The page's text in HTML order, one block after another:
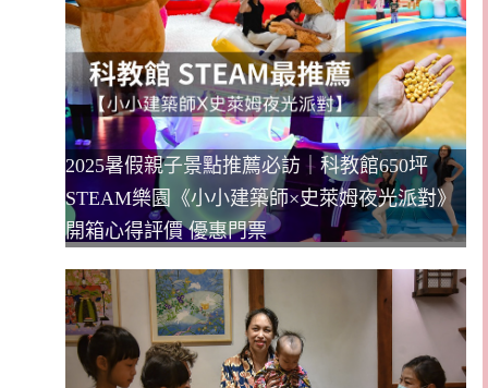
2025暑假親子景點推薦必訪｜科教館650坪
STEAM樂園《小小建築師×史萊姆夜光派對》
開箱心得評價 優惠門票